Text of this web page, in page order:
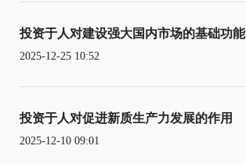
投资于人对建设强大国内市场的基础功能
2025-12-25 10:52
投资于人对促进新质生产力发展的作用
2025-12-10 09:01